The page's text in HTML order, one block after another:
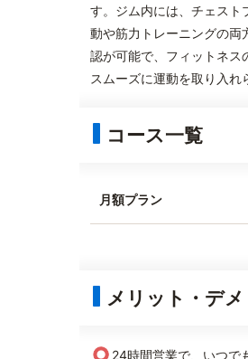
す。ジム内には、チェスト
動や筋力トレーニングの両
認が可能で、フィットネス
スムーズに運動を取り入
コース一覧
月額プラン
メリット・デメ
24時間営業で、いつで